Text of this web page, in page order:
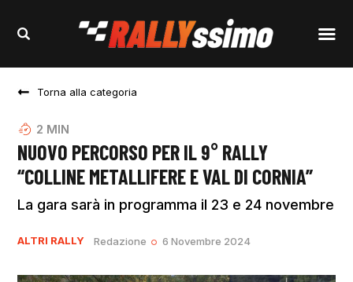
Torna alla categoria
2 MIN
NUOVO PERCORSO PER IL 9° RALLY
“COLLINE METALLIFERE E VAL DI CORNIA”
La gara sarà in programma il 23 e 24 novembre
ALTRI RALLY Redazione 6 Novembre 2024